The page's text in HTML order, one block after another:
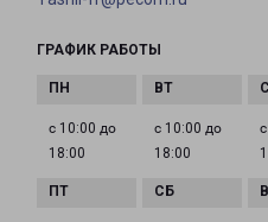
ГРАФИК РАБОТЫ
с 10:00 до
18:00
с 10:00 до
18:00